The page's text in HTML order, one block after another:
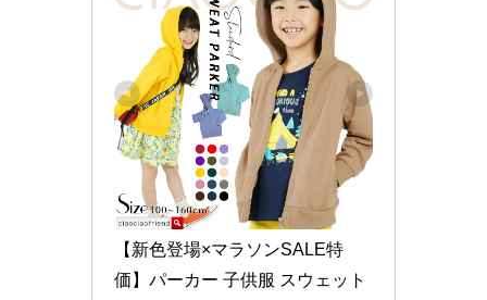
【新色登場×マラソンSALE特
価】パーカー 子供服 スウェット